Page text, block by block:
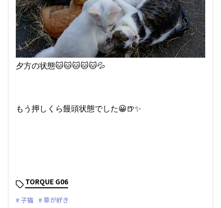
夕方の状態🐱🐱🐱🐱🐱💦
もう押しくら饅頭状態でした😀🍺✨
TORQUE G06
子猫 草が好き